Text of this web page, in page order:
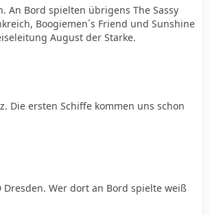
An Bord spielten übrigens The Sassy
Boogiemen´s Friend und Sunshine
August der Starke.
Die ersten Schiffe kommen uns schon
Dresden. Wer dort an Bord spielte weiß